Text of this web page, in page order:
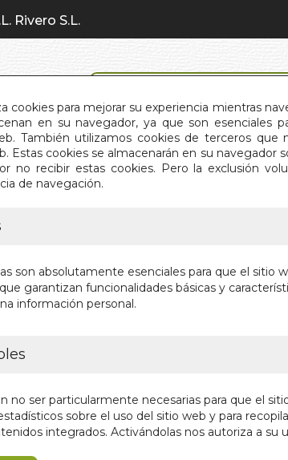
cookies para mejorar su experiencia mientras
en su navegador, ya que son esenciales
También utilizamos cookies de terceros que
Estas cookies se almacenarán en su navegador
no recibir estas cookies. Pero la exclusión
de navegación.
son absolutamente esenciales para que el
garantizan funcionalidades básicas y
información personal.
no ser particularmente necesarias para que el
sobre el uso del sitio web y para
integrados. Activándolas nos autoriza a su
Rivero S.L.
INICIO QUIÉNES